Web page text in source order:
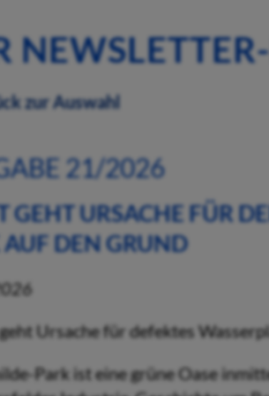
zur Auswahl
21/2026
GEHT URSACHE FÜR
DEN GRUND
Park ist eine grüne Oase